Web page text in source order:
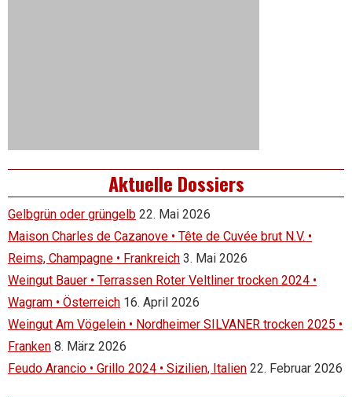
Aktuelle Dossiers
Gelbgrün oder grüngelb 22. Mai 2026
Maison Charles de Cazanove • Tête de Cuvée brut N.V. •
Reims, Champagne • Frankreich 3. Mai 2026
Weingut Bauer • Terrassen Roter Veltliner trocken 2024 •
Wagram • Österreich 16. April 2026
Weingut Am Vögelein • Nordheimer SILVANER trocken 2025 •
Franken 8. März 2026
Feudo Arancio • Grillo 2024 • Sizilien, Italien 22. Februar 2026